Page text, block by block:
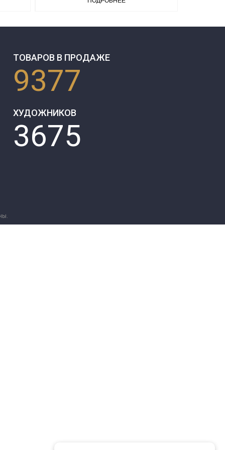
ТОВАРОВ В ПРОДАЖЕ
9377
ХУДОЖНИКОВ
3675